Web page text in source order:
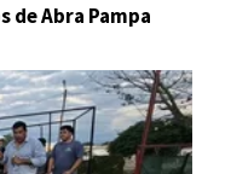
de Abra Pampa